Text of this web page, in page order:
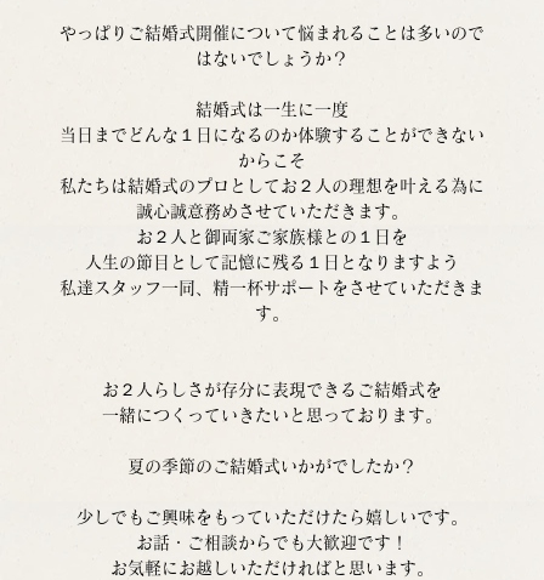
やっぱりご結婚式開催について悩まれることは多いので
はないでしょうか？
結婚式は一生に一度
当日までどんな１日になるのか体験することができない
からこそ
私たちは結婚式のプロとしてお２人の理想を叶える為に
誠心誠意務めさせていただきます。
お２人と御両家ご家族様との１日を
人生の節目として記憶に残る１日となりますよう
私達スタッフ一同、精一杯サポートをさせていただきま
す。
お２人らしさが存分に表現できるご結婚式を
一緒につくっていきたいと思っております。
夏の季節のご結婚式いかがでしたか？
少しでもご興味をもっていただけたら嬉しいです。
お話・ご相談からでも大歓迎です！
お気軽にお越しいただければと思います。